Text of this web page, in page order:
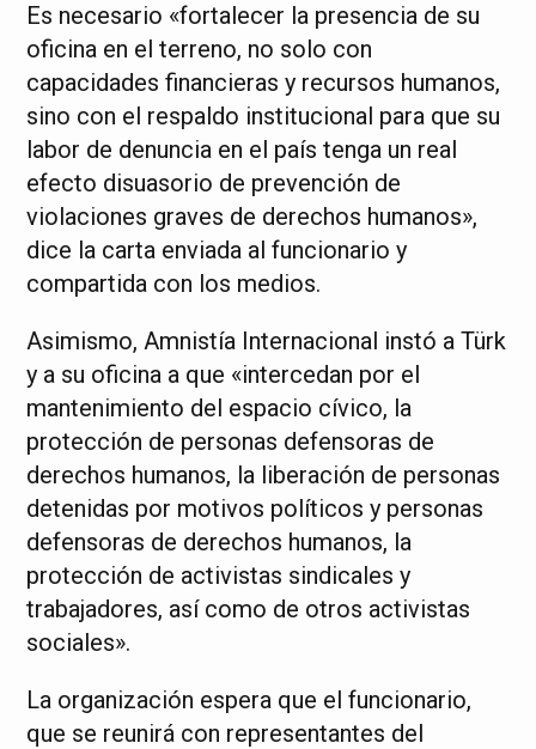
Es necesario «fortalecer la presencia de su
oficina en el terreno, no solo con
capacidades financieras y recursos humanos,
sino con el respaldo institucional para que su
labor de denuncia en el país tenga un real
efecto disuasorio de prevención de
violaciones graves de derechos humanos»,
dice la carta enviada al funcionario y
compartida con los medios.
Asimismo, Amnistía Internacional instó a Türk
y a su oficina a que «intercedan por el
mantenimiento del espacio cívico, la
protección de personas defensoras de
derechos humanos, la liberación de personas
detenidas por motivos políticos y personas
defensoras de derechos humanos, la
protección de activistas sindicales y
trabajadores, así como de otros activistas
sociales».
La organización espera que el funcionario,
que se reunirá con representantes del